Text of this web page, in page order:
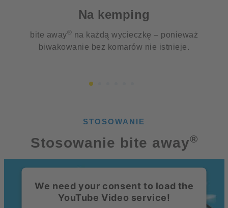
Na kemping
bite away® na każdą wycieczkę – ponieważ
biwakowanie bez komarów nie istnieje.
STOSOWANIE
Stosowanie bite away®
We need your consent to load the
YouTube Video service!